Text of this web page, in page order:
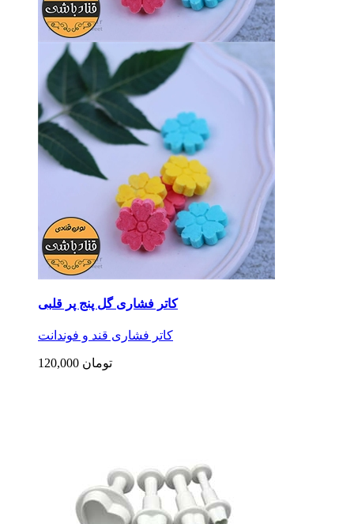
کاتر فشاری گل پنج پر قلبی
کاتر فشاری قند و فوندانت
120,000 تومان